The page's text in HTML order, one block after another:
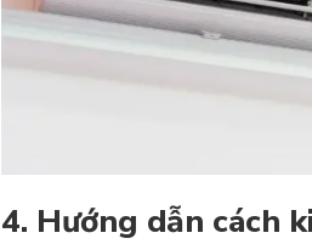
4. Hướng dẫn cách